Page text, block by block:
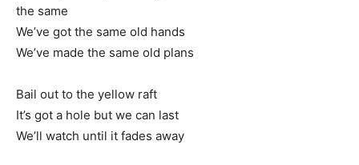
the same
We’ve got the same old hands
We’ve made the same old plans
Bail out to the yellow raft
It’s got a hole but we can last
We’ll watch until it fades away